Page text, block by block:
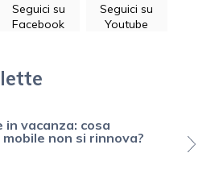
Seguici su
Facebook
Seguici su
Youtube
vacanza: cosa
non si rinnova?